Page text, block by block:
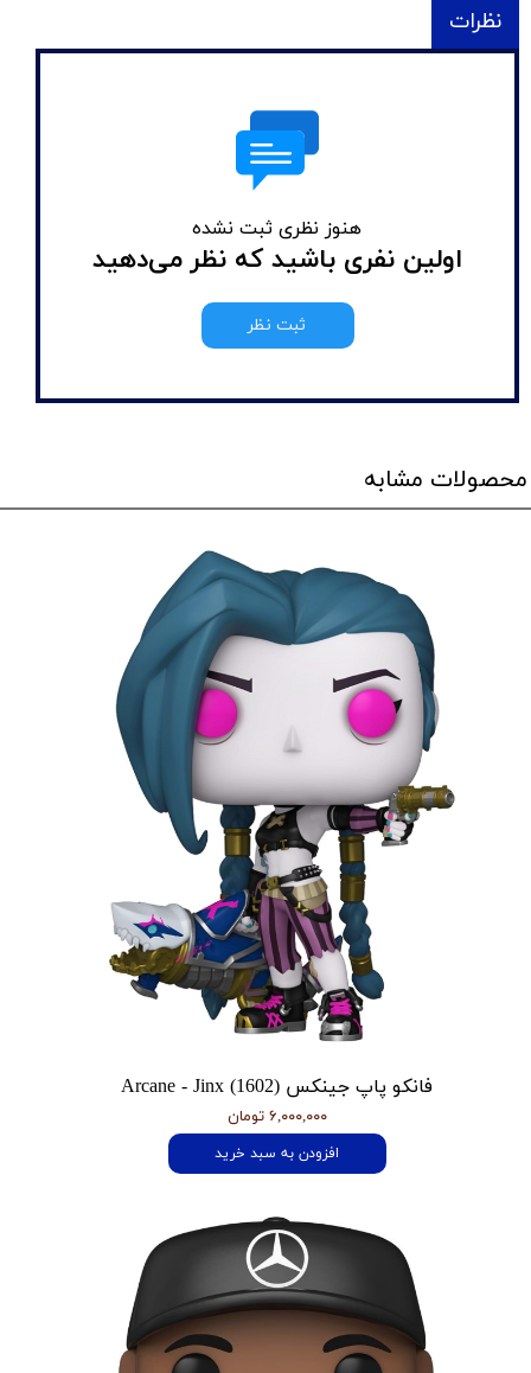
نظرات
هنوز نظری ثبت نشده
اولین نفری باشید که نظر می‌دهید
ثبت نظر
محصولات مشابه
فانکو پاپ جینکس Arcane - Jinx (1602)
۶,۰۰۰,۰۰۰ تومان
افزودن به سبد خرید